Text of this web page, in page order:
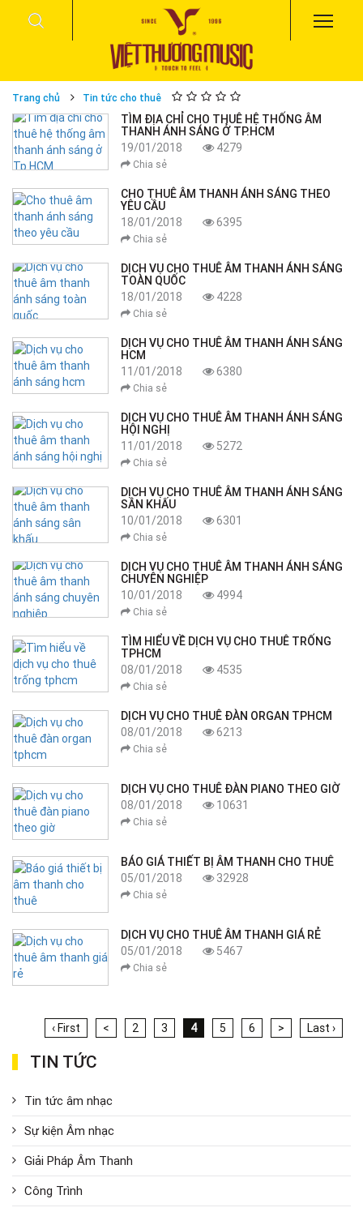
Trang chủ Tin tức cho thuê
TÌM ĐỊA CHỈ CHO THUÊ HỆ THỐNG ÂM
THANH ÁNH SÁNG Ở TP.HCM
19/01/2018
4279
Chia sẻ
CHO THUÊ ÂM THANH ÁNH SÁNG THEO
YÊU CẦU
18/01/2018
6395
Chia sẻ
DỊCH VỤ CHO THUÊ ÂM THANH ÁNH SÁNG
TOÀN QUỐC
18/01/2018
4228
Chia sẻ
DỊCH VỤ CHO THUÊ ÂM THANH ÁNH SÁNG
HCM
11/01/2018
6380
Chia sẻ
DỊCH VỤ CHO THUÊ ÂM THANH ÁNH SÁNG
HỘI NGHỊ
11/01/2018
5272
Chia sẻ
DỊCH VỤ CHO THUÊ ÂM THANH ÁNH SÁNG
SÂN KHẤU
10/01/2018
6301
Chia sẻ
DỊCH VỤ CHO THUÊ ÂM THANH ÁNH SÁNG
CHUYÊN NGHIỆP
10/01/2018
4994
Chia sẻ
TÌM HIỂU VỀ DỊCH VỤ CHO THUÊ TRỐNG
TPHCM
08/01/2018
4535
Chia sẻ
DỊCH VỤ CHO THUÊ ĐÀN ORGAN TPHCM
08/01/2018
6213
Chia sẻ
DỊCH VỤ CHO THUÊ ĐÀN PIANO THEO GIỜ
08/01/2018
10631
Chia sẻ
BÁO GIÁ THIẾT BỊ ÂM THANH CHO THUÊ
05/01/2018
32928
Chia sẻ
DỊCH VỤ CHO THUÊ ÂM THANH GIÁ RẺ
05/01/2018
5467
Chia sẻ
‹ First < 2 3 4 5 6 > Last ›
TIN TỨC
Tin tức âm nhạc
Sự kiện Âm nhạc
Giải Pháp Âm Thanh
Công Trình